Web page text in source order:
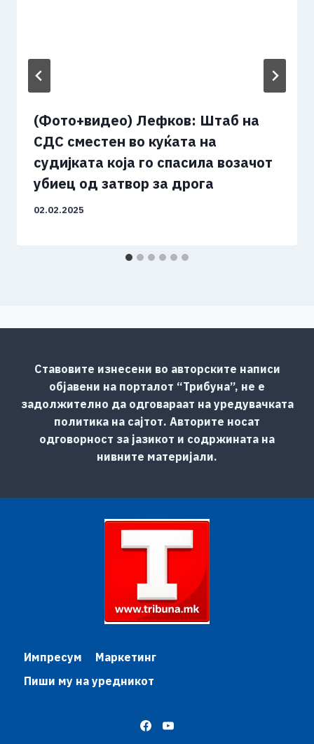
(Фото+видео) Лефков: Штаб на
СДС сместен во куќата на
судијката која го спасила возачот
убиец од затвор за дрога
02.02.2025
Ставовите изнесени во авторските написи
објавени на порталот “Трибуна”, не е
задолжително да одговараат на уредувачката
политика на сајтот. Авторите носат
одговорност за јазикот и содржината на
нивните материјали.
Импресум
Маркетинг
Пиши му на уредникот